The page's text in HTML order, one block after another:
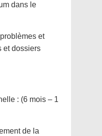
dans le
et
et dossiers
: (6 mois – 1
de la